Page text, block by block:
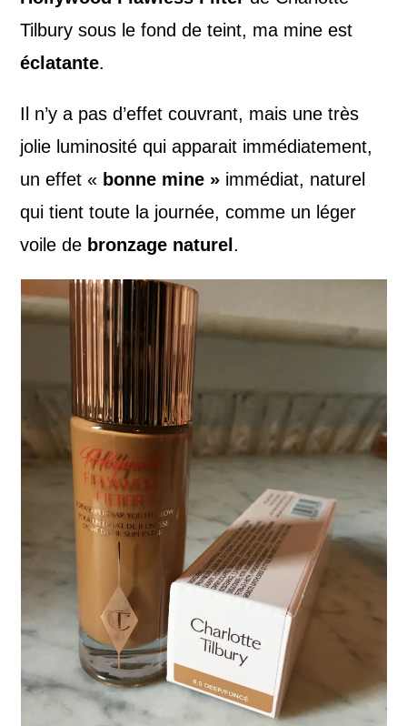
Tilbury sous le fond de teint, ma mine est
éclatante.
Il n’y a pas d’effet couvrant, mais une très
jolie luminosité qui apparait immédiatement,
un effet « bonne mine » immédiat, naturel
qui tient toute la journée, comme un léger
voile de bronzage naturel.